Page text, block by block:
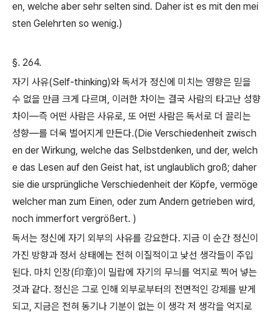
en, welche aber sehr selten sind. Daher ist es mit den mei
sten Gelehrten so wenig.)
§. 264.
자기 사유(Self-thinking)와 독서가 정신에 미치는 영향은 믿을
수 없을 만큼 크게 다르며, 이러한 차이는 결국 사람의 타고난 성향
차이 ―즉 어떤 사람은 사유로, 또 어떤 사람은 독서로 더 끌리는
성향―를 더욱 벌어지게 만든다.(Die Verschiedenheit zwisch
en der Wirkung, welche das Selbstdenken, und der, welch
e das Lesen auf den Geist hat, ist unglaublich groß; daher
sie die ursprüngliche Verschiedenheit der Köpfe, vermöge
welcher man zum Einen, oder zum Andern getrieben wird,
noch immerfort vergrößert. )
독서는 정신에 자기 외부의 사유를 강요한다. 지금 이 순간 정신이
가진 방향과 정서 상태에는 전혀 이질적이고 낯선 생각들이 주입
된다. 마치 인장(印章)이 밀랍에 자기의 무늬를 억지로 찍어 넣는
것과 같다. 정신은 그로 인해 외부로부터의 전면적인 강제를 받게
되고, 지금은 전혀 동기나 기분이 없는 이 생각 저 생각을 억지로